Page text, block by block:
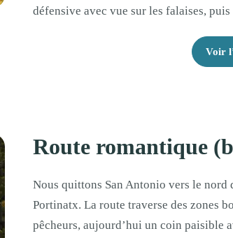
défensive avec vue sur les falaises,
Voir
Route romantique
Nous quittons San Antonio vers le nord
Portinatx. La route traverse des zones
pêcheurs, aujourd’hui un coin paisible